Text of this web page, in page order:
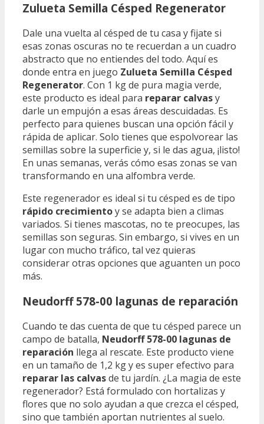
Zulueta Semilla Césped Regenerator
Dale una vuelta al césped de tu casa y fijate si
esas zonas oscuras no te recuerdan a un cuadro
abstracto que no entiendes del todo. Aquí es
donde entra en juego Zulueta Semilla Césped
Regenerator. Con 1 kg de pura magia verde,
este producto es ideal para reparar calvasy
darle un empujón a esas áreas descuidadas. Es
perfecto para quienes buscan una opción fácil y
rápida de aplicar. Solo tienes que espolvorear las
semillas sobre la superficie y, si le das agua, ¡listo!
En unas semanas, verás cómo esas zonas se van
transformando en una alfombra verde.
Este regenerador es ideal si tu césped es de tipo
rápido crecimientoy se adapta bien a climas
variados. Si tienes mascotas, no te preocupes, las
semillas son seguras. Sin embargo, si vives en un
lugar con mucho tráfico, tal vez quieras
considerar otras opciones que aguanten un poco
más.
Neudorff 578-00 lagunas de reparación
Cuando te das cuenta de que tu césped parece un
campo de batalla, Neudorff 578-00 lagunas de
reparación llega al rescate. Este producto viene
en un tamaño de 1,2 kg y es super efectivo para
reparar las calvasde tu jardín. ¿La magia de este
regenerador? Está formulado con hortalizas y
flores que no solo ayudan a que crezca el césped,
sino que también aportan nutrientes al suelo.